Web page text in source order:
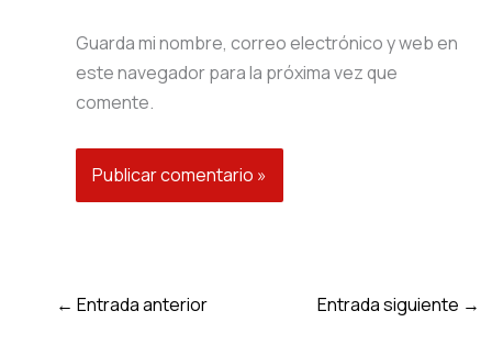
Guarda mi nombre, correo electrónico y web en
este navegador para la próxima vez que
comente.
← Entrada anterior Entrada siguiente →